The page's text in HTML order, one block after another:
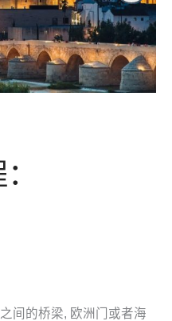
间的桥梁, 欧洲门或者海